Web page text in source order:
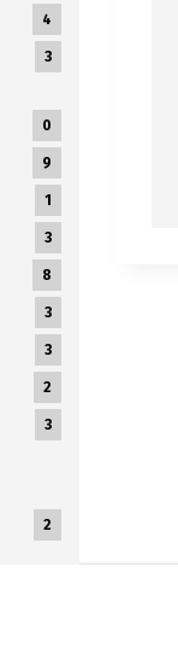
4
3
0
9
1
3
8
3
3
2
3
2